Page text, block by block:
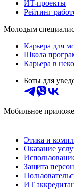
ИТ-проекты
Рейтинг
Молодым
Карьера для
Школа
Карьера в
Боты для
Мобильное
Этика и
Оказание
Защита
ИТ